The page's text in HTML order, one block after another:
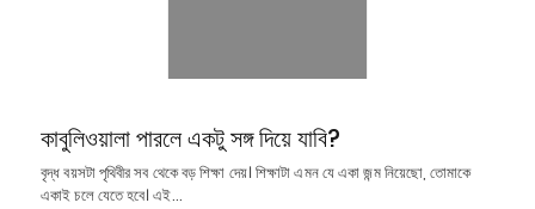
কাবুলিওয়ালা পারলে একটু সঙ্গ দিয়ে যাবি?
বৃদ্ধ বয়সটা পৃথিবীর সব থেকে বড় শিক্ষা দেয়। শিক্ষাটা এমন যে একা জন্ম নিয়েছো, তোমাকে
একাই চলে যেতে হবে। এই…